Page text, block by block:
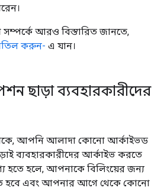
আরও বিস্তারিত জানতে,
করুন- এ যান।
ছাড়া ব্যবহারকারীদের
আপনি আলাদা কোনো আর্কাইভড
ব্যবহারকারীদের আর্কাইভ করতে
হতে হলে, আপনাকে বিলিংয়ের জন্য
হবে এবং আপনার আগে থেকে কোনো